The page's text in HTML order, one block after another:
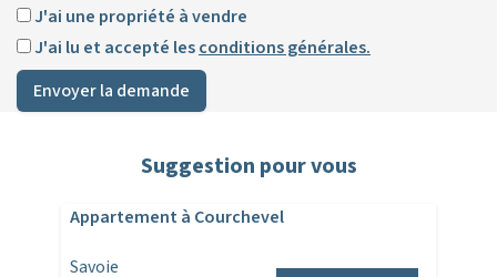
J'ai une propriété à vendre
J'ai lu et accepté lesconditions générales.
Envoyer la demande
Suggestion pour vous
Appartement à Courchevel
Savoie